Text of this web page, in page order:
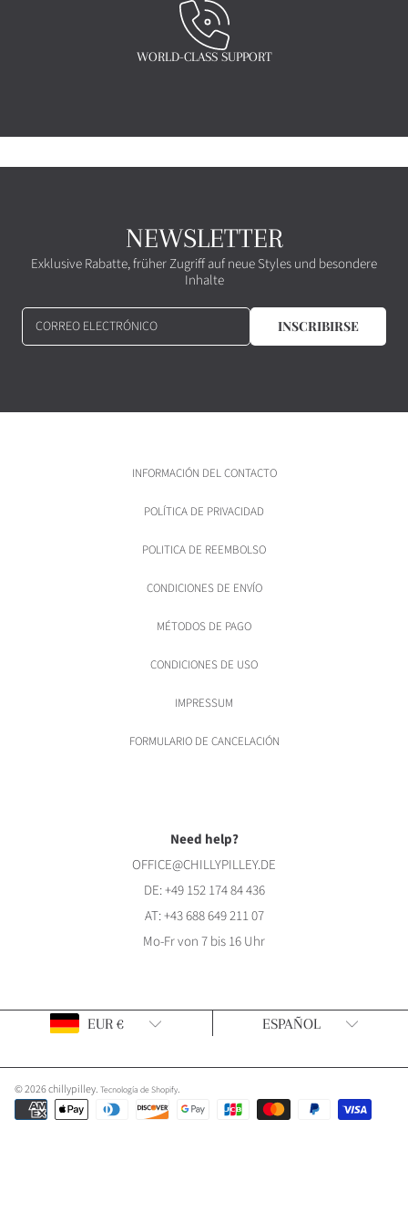
WORLD-CLASS SUPPORT
NEWSLETTER
Exklusive Rabatte, früher Zugriff auf neue Styles und besondere
Inhalte
CORREO ELECTRÓNICO INSCRIBIRSE
INFORMACIÓN DEL CONTACTO
POLÍTICA DE PRIVACIDAD
POLITICA DE REEMBOLSO
CONDICIONES DE ENVÍO
MÉTODOS DE PAGO
CONDICIONES DE USO
IMPRESSUM
FORMULARIO DE CANCELACIÓN
Need help?
OFFICE@CHILLYPILLEY.DE
DE:+49 152 174 84 436
AT:+43 688 649 211 07
Mo-Fr von 7 bis 16 Uhr
© 2026 chillypilley. Tecnología de Shopify.
Formas
de
País/región EUR € ESPAÑOL